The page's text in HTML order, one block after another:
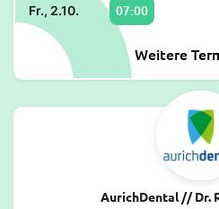
Fr., 2.10. 07:00
Weitere
AurichDental // Dr.